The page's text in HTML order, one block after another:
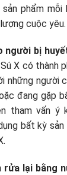
phẩm mỗi
cuộc yêu.
người bị
X có thành
những người
đang gặp
tham vấn
bất kỳ
rửa lại bằng